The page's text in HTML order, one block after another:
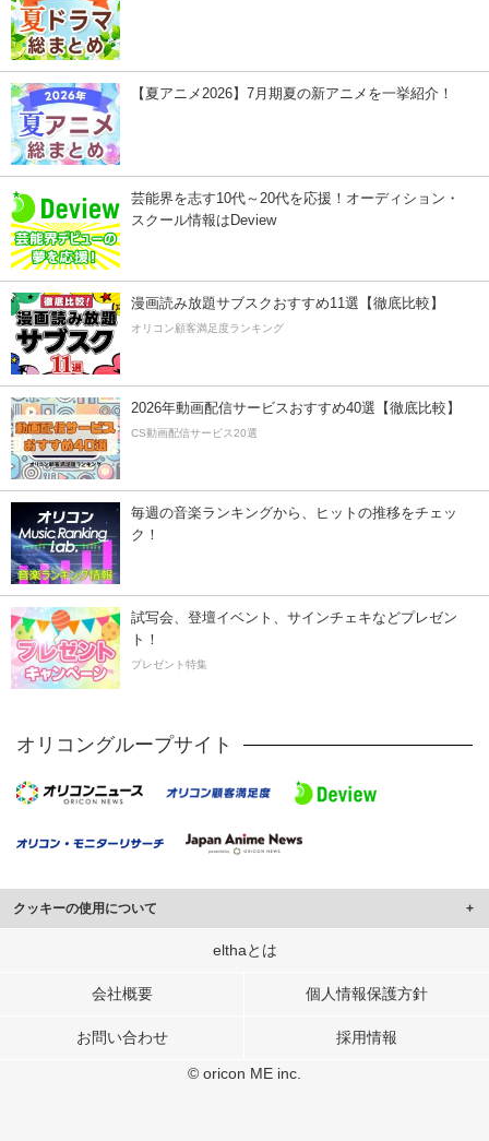
【夏アニメ2026】7月期夏の新アニメを一挙紹介！
芸能界を志す10代～20代を応援！オーディション・
スクール情報はDeview
漫画読み放題サブスクおすすめ11選【徹底比較】
オリコン顧客満足度ランキング
2026年動画配信サービスおすすめ40選【徹底比較】
CS動画配信サービス20選
毎週の音楽ランキングから、ヒットの推移をチェッ
ク！
試写会、登壇イベント、サインチェキなどプレゼン
ト！
プレゼント特集
オリコングループサイト
クッキーの使用について
このサイトでは Cookie を使用して、ユーザーに合わせたコンテンツや広告の
行っています。
メディアや広告配信、データ解析の各パートナーに提供しています。
elthaとは
会社概要 個人情報保護方針
お問い合わせ 採用情報
© oricon ME inc.